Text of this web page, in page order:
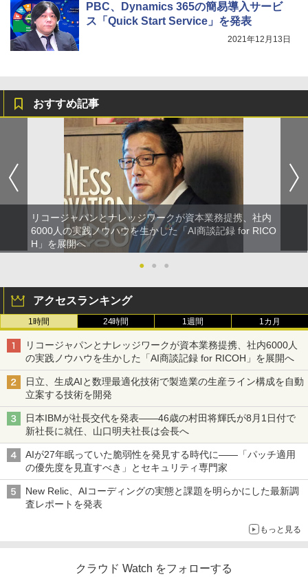
PBC、Dynamics 365の簡易導入サービ
ス「Quick Start Service」を発表
2021年12月13日
おすすめ記事
リコージャパンとナレッジワークが資本業務提携、社内
6000人の実践ノウハウを生かした「AI商談記録 for RICO
H」を展開へ
●
● ●
アクセスランキング
1時間 24時間 1週間 1カ月
リコージャパンとナレッジワークが資本業務提携、社内6000人
の実践ノウハウを生かした「AI商談記録 for RICOH」を展開へ
日立、生成AIと数理最適化技術で製造業の生産ライン構成を自動
立案する技術を開発
日本IBMが社長交代を発表――46歳の村田将輝氏が8月1日付で
新社長に就任、山口明夫社長は会長へ
AIが27年眠っていた脆弱性を発見する時代に――「パッチ適用
の優先度を見直すべき」とセキュリティ専門家
New Relic、AIコーディングの実態と課題を明らかにした最新調
査レポートを発表
もっと見る
クラウド Watch をフォローする